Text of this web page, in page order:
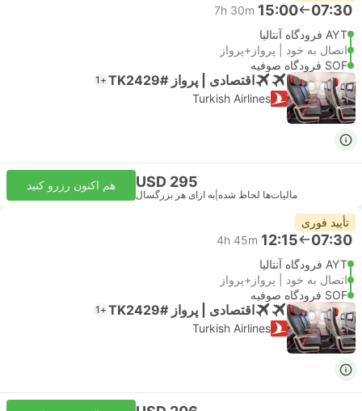
07:30
15:00
7h 30m
AYT فرودگاه آنتالیا
اتصال به خود | پرواز+پرواز
SOF فرودگاه صوفیه
اقتصادی | پرواز #TK2429 +1
Turkish Airlines
USD 295
مالیات‌ها لحاظ شده به ازای هر بزرگسال
هم اکنون رزرو کنید
تأیید فوری
07:30
12:15
4h 45m
AYT فرودگاه آنتالیا
اتصال به خود | پرواز+پرواز
SOF فرودگاه صوفیه
اقتصادی | پرواز #TK2429 +1
Turkish Airlines